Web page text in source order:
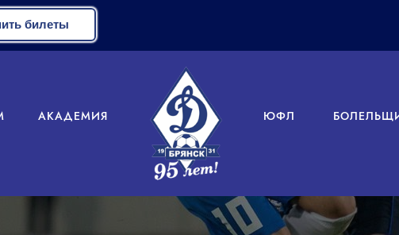
билеты
АКАДЕМИЯ ЮФЛ